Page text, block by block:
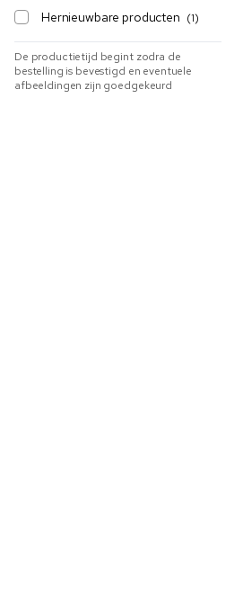
Hernieuwbare producten (1)
De productietijd begint zodra de
bestelling is bevestigd en eventuele
afbeeldingen zijn goedgekeurd